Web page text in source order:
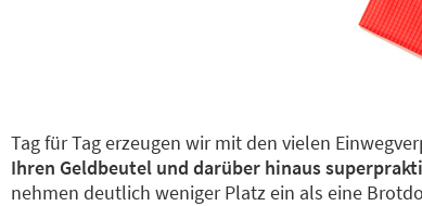
Tag für Tag erzeugen wir mit den vielen
Ihren Geldbeutel und darüber hinaus
nehmen deutlich weniger Platz ein als eine